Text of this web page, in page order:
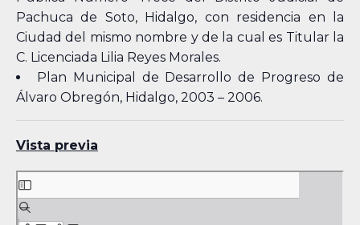
Pachuca de Soto, Hidalgo, con residencia en la
Ciudad del mismo nombre y de la cual es Titular la
C. Licenciada Lilia Reyes Morales.
Plan Municipal de Desarrollo de Progreso de
Álvaro Obregón, Hidalgo, 2003 – 2006.
Vista previa
Skip
to
PDF